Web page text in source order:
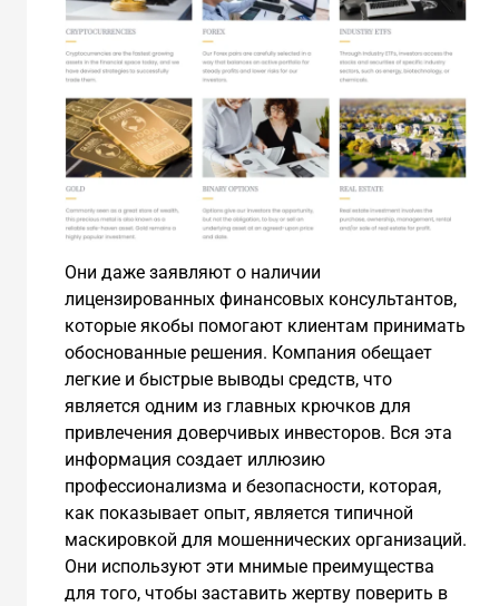
Они даже заявляют о наличии
лицензированных финансовых консультантов,
которые якобы помогают клиентам принимать
обоснованные решения. Компания обещает
легкие и быстрые выводы средств, что
является одним из главных крючков для
привлечения доверчивых инвесторов. Вся эта
информация создает иллюзию
профессионализма и безопасности, которая,
как показывает опыт, является типичной
маскировкой для мошеннических организаций.
Они используют эти мнимые преимущества
для того, чтобы заставить жертву поверить в